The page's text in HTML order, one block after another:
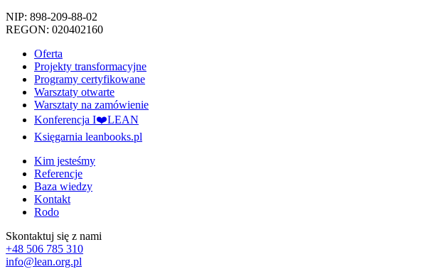
NIP: 898-209-88-02
REGON: 020402160
Oferta
Projekty transformacyjne
Programy certyfikowane
Warsztaty otwarte
Warsztaty na zamówienie
Konferencja I❤️LEAN
Księgarnia leanbooks.pl
Kim jesteśmy
Referencje
Baza wiedzy
Kontakt
Rodo
Skontaktuj się z nami
+48 506 785 310
info@lean.org.pl